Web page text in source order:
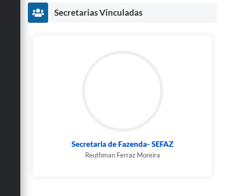
Secretarias Vinculadas
Secretaria de Fazenda- SEFAZ
Reuthman Ferraz Moreira